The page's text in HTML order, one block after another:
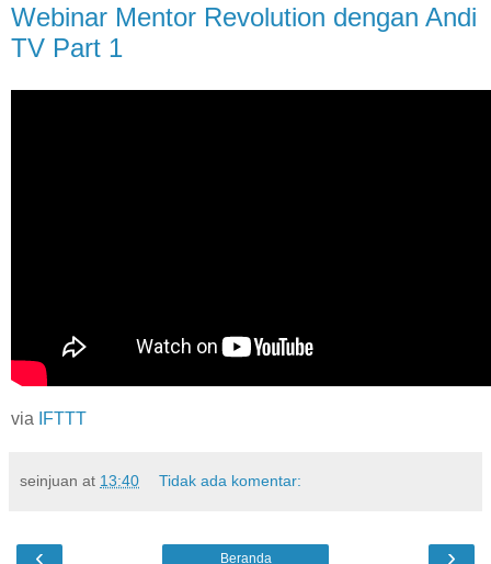
Webinar Mentor Revolution dengan Andi
TV Part 1
via IFTTT
seinjuan at 13:40 Tidak ada komentar:
‹ ›
Beranda